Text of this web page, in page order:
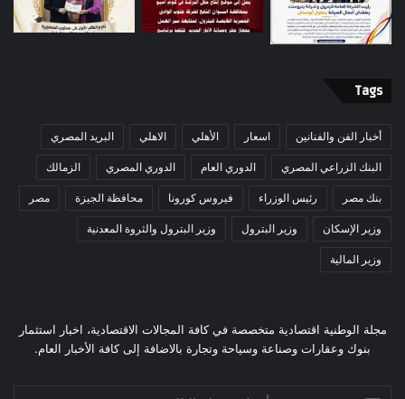
Tags
أخبار الفن والفنانين اسعار الأهلي الاهلي البريد المصري
البنك الزراعي المصري الدوري العام الدوري المصري الزمالك
بنك مصر رئيس الوزراء فيروس كورونا محافظة الجيزة مصر
وزير الإسكان وزير البترول وزير البترول والثروة المعدنية
وزير المالية
مجلة الوطنية اقتصادية متخصصة في كافة المجالات الاقتصادية، اخبار استثمار
بنوك وعقارات وصناعة وسياحة وتجارة بالاضافة إلى كافة الأخبار العام.
أدخل